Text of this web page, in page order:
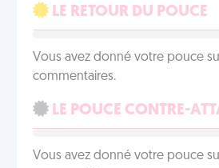
LE RETOUR DU POUCE
Vous avez donné votre pouce
commentaires.
LE POUCE CONTRE-
Vous avez donné votre pouce